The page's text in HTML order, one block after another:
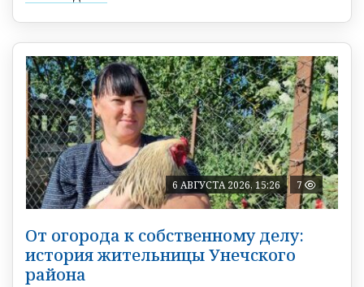
6 АВГУСТА 2026, 15:26 7
От огорода к собственному делу:
история жительницы Унечского
района